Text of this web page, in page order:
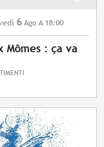
6 Ago A 18:00
Mômes : ça va